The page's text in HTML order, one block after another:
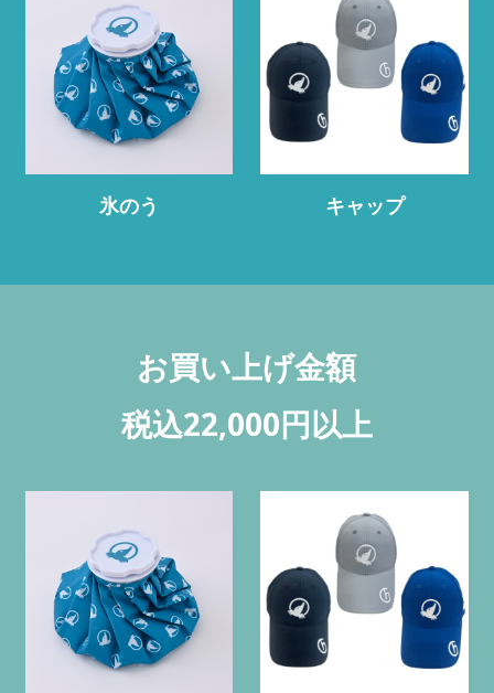
氷のう キャップ
お買い上げ金額
税込22,000円以上